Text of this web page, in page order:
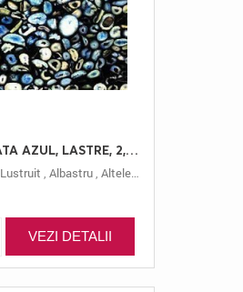
ALTELE, AGATA AZUL, LASTRE, 2, LUSTRUIT
Lustruit , Albastru, Altele,
VEZI DETALII